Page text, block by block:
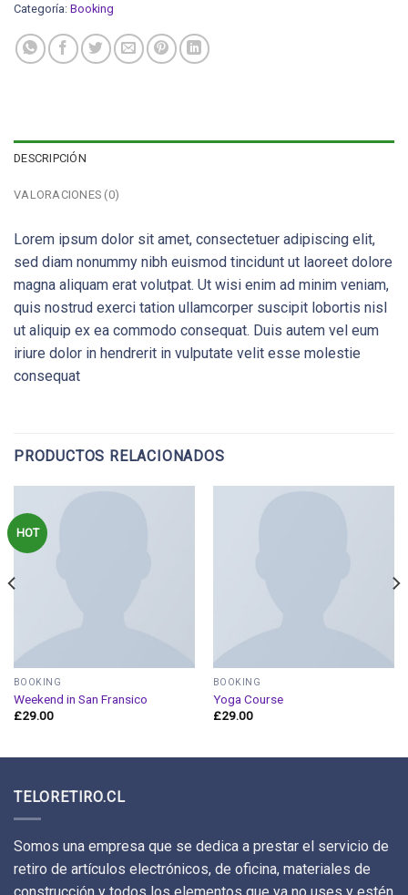
Categoría: Booking
DESCRIPCIÓN
VALORACIONES (0)
Lorem ipsum dolor sit amet, consectetuer adipiscing elit,
sed diam nonummy nibh euismod tincidunt ut laoreet dolore
magna aliquam erat volutpat. Ut wisi enim ad minim veniam,
quis nostrud exerci tation ullamcorper suscipit lobortis nisl
ut aliquip ex ea commodo consequat. Duis autem vel eum
iriure dolor in hendrerit in vulputate velit esse molestie
consequat
PRODUCTOS RELACIONADOS
HOT
BOOKING
Weekend in San Fransico
£29.00
BOOKING
Yoga Course
£29.00
TELORETIRO.CL
Somos una empresa que se dedica a prestar el servicio de
retiro de artículos electrónicos, de oficina, materiales de